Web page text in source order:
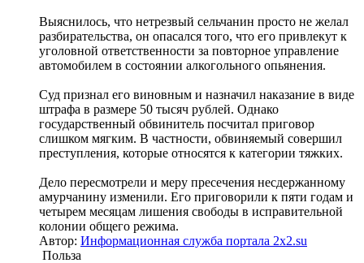
Выяснилось, что нетрезвый сельчанин просто не желал
разбирательства, он опасался того, что его привлекут к
уголовной ответственности за повторное управление
автомобилем в состоянии алкогольного опьянения.
Суд признал его виновным и назначил наказание в виде
штрафа в размере 50 тысяч рублей. Однако
государственный обвинитель посчитал приговор
слишком мягким. В частности, обвиняемый совершил
преступления, которые относятся к категории тяжких.
Дело пересмотрели и меру пресечения несдержанному
амурчанину изменили. Его приговорили к пяти годам и
четырем месяцам лишения свободы в исправительной
колонии общего режима.
Автор: Информационная служба портала 2x2.su
Польза